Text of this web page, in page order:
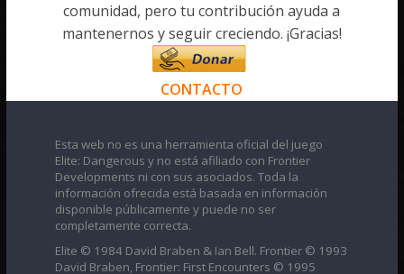
comunidad, pero tu contribución ayuda a
mantenernos y seguir creciendo. ¡Gracias!
CONTACTO
Esta web no es una herramienta oficial del juego
Elite: Dangerous y no está afiliado con Frontier
Developments ni con sus asociados. Toda la
información ofrecida está basada en información
disponible públicamente y puede no ser
completamente correcta.
Elite © 1984 David Braben & Ian Bell. Frontier © 1993
David Braben, Frontier: First Encounters © 1995